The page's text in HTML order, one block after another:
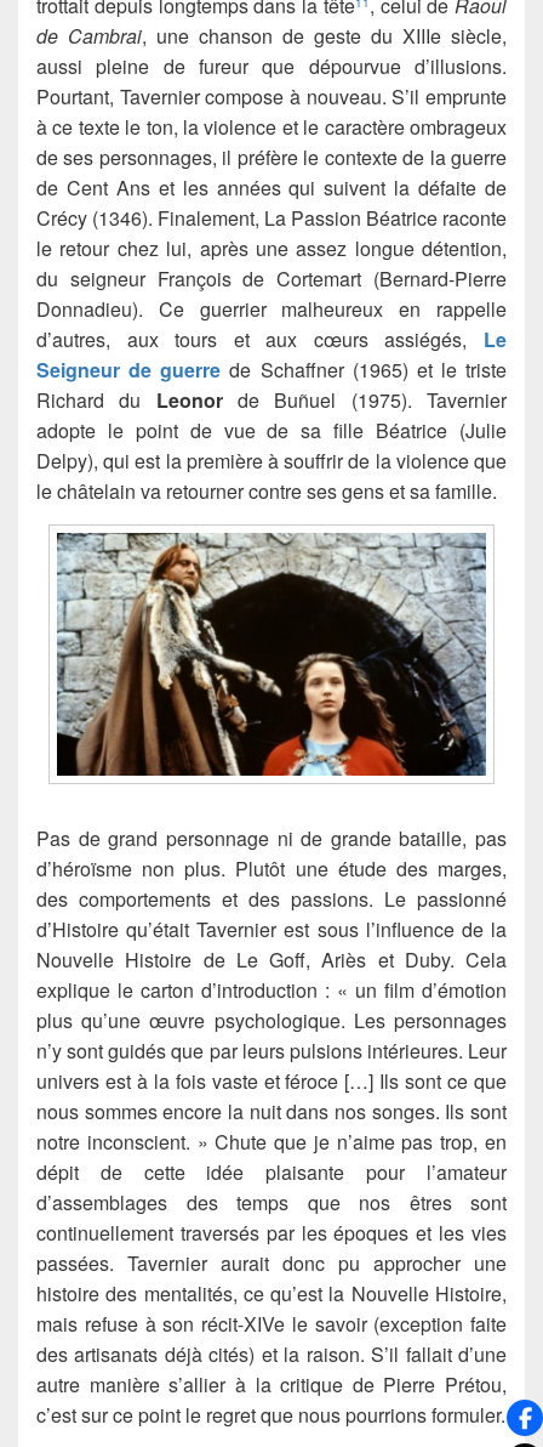
trottait depuis longtemps dans la tête , celui de Raoul
de Cambrai, une chanson de geste du XIIIe siècle,
aussi pleine de fureur que dépourvue d’illusions.
Pourtant, Tavernier compose à nouveau. S’il emprunte
à ce texte le ton, la violence et le caractère ombrageux
de ses personnages, il préfère le contexte de la guerre
de Cent Ans et les années qui suivent la défaite de
Crécy (1346). Finalement, La Passion Béatrice raconte
le retour chez lui, après une assez longue détention,
du seigneur François de Cortemart (Bernard-Pierre
Donnadieu). Ce guerrier malheureux en rappelle
d’autres, aux tours et aux cœurs assiégés, Le
Seigneur de guerre de Schaffner (1965) et le triste
Richard du Leonorde Buñuel (1975). Tavernier
adopte le point de vue de sa fille Béatrice (Julie
Delpy), qui est la première à souffrir de la violence que
le châtelain va retourner contre ses gens et sa famille.
Pas de grand personnage ni de grande bataille, pas
d’héroïsme non plus. Plutôt une étude des marges,
des comportements et des passions. Le passionné
d’Histoire qu’était Tavernier est sous l’influence de la
Nouvelle Histoire de Le Goff, Ariès et Duby. Cela
explique le carton d’introduction : « un film d’émotion
plus qu’une œuvre psychologique. Les personnages
n’y sont guidés que par leurs pulsions intérieures. Leur
univers est à la fois vaste et féroce […] Ils sont ce que
nous sommes encore la nuit dans nos songes. Ils sont
notre inconscient. » Chute que je n’aime pas trop, en
dépit de cette idée plaisante pour l’amateur
d’assemblages des temps que nos êtres sont
continuellement traversés par les époques et les vies
passées. Tavernier aurait donc pu approcher une
histoire des mentalités, ce qu’est la Nouvelle Histoire,
mais refuse à son récit-XIVe le savoir (exception faite
des artisanats déjà cités) et la raison. S’il fallait d’une
autre manière s’allier à la critique de Pierre Prétou,
c’est sur ce point le regret que nous pourrions formuler.